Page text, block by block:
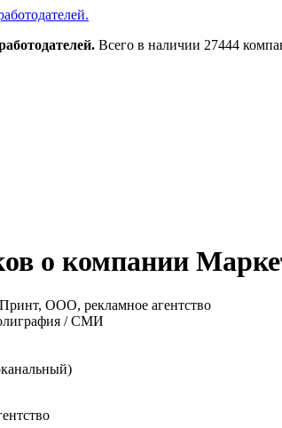
Всего в наличии 27444
о компании
ООО, рекламное агентство
/ СМИ